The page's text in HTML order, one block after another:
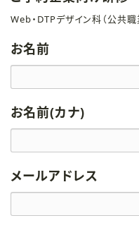
Web・DTPデザイン科（公共職
お名前
お名前(カナ)
メールアドレス